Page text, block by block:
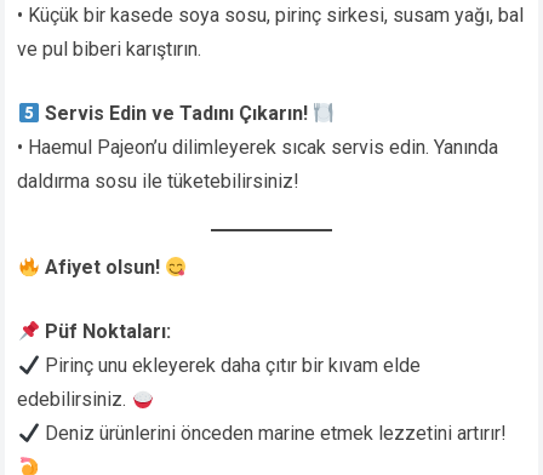
• Küçük bir kasede soya sosu, pirinç sirkesi, susam yağı, bal
ve pul biberi karıştırın.
Servis Edin ve Tadını Çıkarın!
• Haemul Pajeon’u dilimleyerek sıcak servis edin. Yanında
daldırma sosu ile tüketebilirsiniz!
Afiyet olsun!
Püf Noktaları:
Pirinç unu ekleyerek daha çıtır bir kıvam elde
edebilirsiniz.
Deniz ürünlerini önceden marine etmek lezzetini artırır!